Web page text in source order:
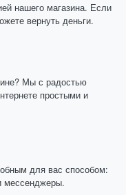
нашего магазина. Если
вернуть деньги.
Мы с радостью
простыми и
для вас способом:
мессенджеры.